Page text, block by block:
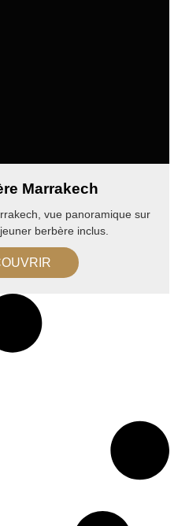
Marrakech
vue panoramique sur
berbère inclus.